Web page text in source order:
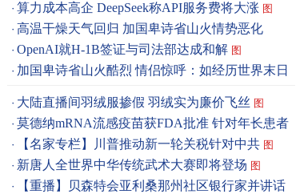
算力成本高企 DeepSeek称API服务费将大涨 图
高温干燥天气回归 加国卑诗省山火情势恶化
OpenAI就H-1B签证与司法部达成和解 图
加国卑诗省山火酷烈 情侣惊呼：如经历世界末日
大陆直播间羽绒服掺假 羽绒实为廉价飞丝 图
莫德纳mRNA流感疫苗获FDA批准 针对年长患者
【名家专栏】川普推动新一轮关税针对中共 图
新唐人全世界中华传统武术大赛即将登场 图
【重播】贝森特会亚利桑那州社区银行家并讲话